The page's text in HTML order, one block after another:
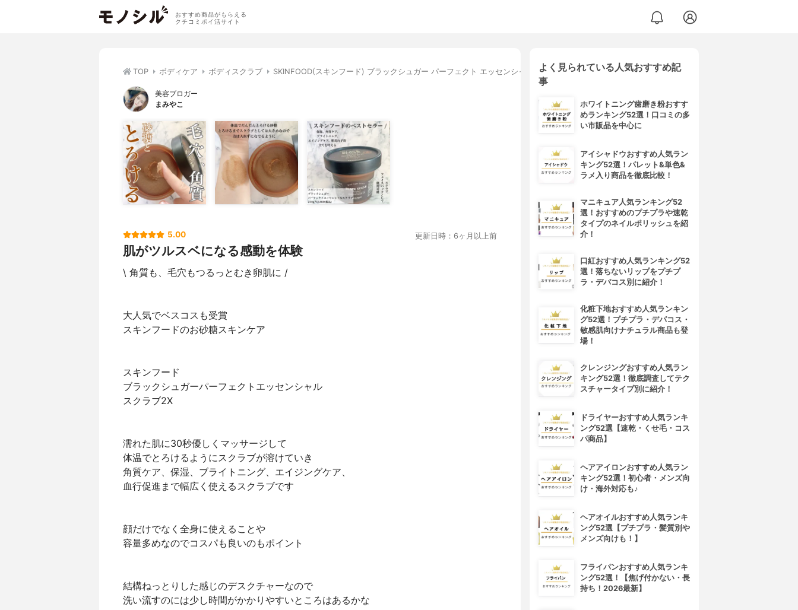
おすすめ商品がもらえる
クチコミポイ活サイト
TOP ボディケア ボディスクラブ SKINFOOD(スキンフード) ブラックシュガー パーフェクト エッセンシャル スクラブ 2X
美容ブロガー
まみやこ
5.00 更新日時：6ヶ月以上前
肌がツルスベになる感動を体験
\ 角質も、毛穴もつるっとむき卵肌に /
大人気でベスコスも受賞
スキンフードのお砂糖スキンケア
スキンフード
ブラックシュガーパーフェクトエッセンシャル
スクラブ2X
濡れた肌に30秒優しくマッサージして
体温でとろけるようにスクラブが溶けていき
角質ケア、保湿、ブライトニング、エイジングケア、
血行促進まで幅広く使えるスクラブです
顔だけでなく全身に使えることや
容量多めなのでコスパも良いのもポイント
結構ねっとりした感じのデスクチャーなので
洗い流すのには少し時間がかかりやすいところはあるかな
よく見られている人気おすすめ記
事
ホワイトニング歯磨き粉おすす
めランキング52選！口コミの多
い市販品を中心に
アイシャドウおすすめ人気ラン
キング52選！パレット&単色&
ラメ入り商品を徹底比較！
マニキュア人気ランキング52
選！おすすめのプチプラや速乾
タイプのネイルポリッシュを紹
介！
口紅おすすめ人気ランキング52
選！落ちないリップをプチプ
ラ・デパコス別に紹介！
化粧下地おすすめ人気ランキン
グ52選！プチプラ・デパコス・
敏感肌向けナチュラル商品も登
場！
クレンジングおすすめ人気ラン
キング52選！徹底調査してテク
スチャータイプ別に紹介！
ドライヤーおすすめ人気ランキ
ング52選【速乾・くせ毛・コス
パ商品】
ヘアアイロンおすすめ人気ラン
キング52選！初心者・メンズ向
け・海外対応も♪
ヘアオイルおすすめ人気ランキ
ング52選【プチプラ・髪質別や
メンズ向けも！】
フライパンおすすめ人気ランキ
ング52選！【焦げ付かない・長
持ち！2026最新】